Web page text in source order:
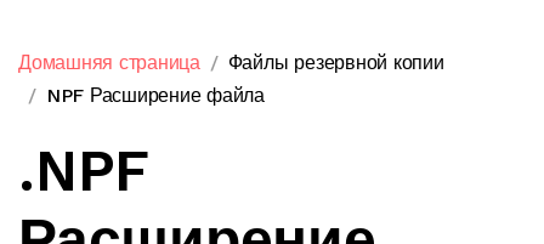
Домашняя страница
Файлы резервной копии
NPF Расширение файла
.NPF